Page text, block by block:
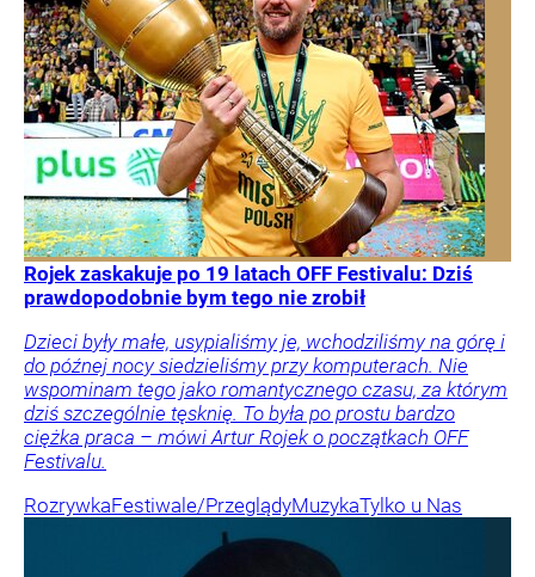
Rojek zaskakuje po 19 latach OFF Festivalu: Dziś
prawdopodobnie bym tego nie zrobił
Dzieci były małe, usypialiśmy je, wchodziliśmy na górę i
do późnej nocy siedzieliśmy przy komputerach. Nie
wspominam tego jako romantycznego czasu, za którym
dziś szczególnie tęsknię. To była po prostu bardzo
ciężka praca – mówi Artur Rojek o początkach OFF
Festivalu.
RozrywkaFestiwale/PrzeglądyMuzykaTylko u Nas